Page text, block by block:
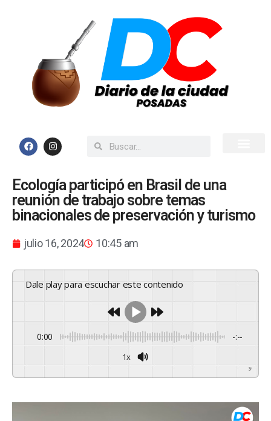
Ecología participó en Brasil de una
reunión de trabajo sobre temas
binacionales de preservación y turismo
julio 16, 2024 10:45 am
Dale play para escuchar este contenido
0:00 -:--
1x
GSpeech